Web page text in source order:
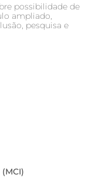
possibilidade de
ampliado,
pesquisa e